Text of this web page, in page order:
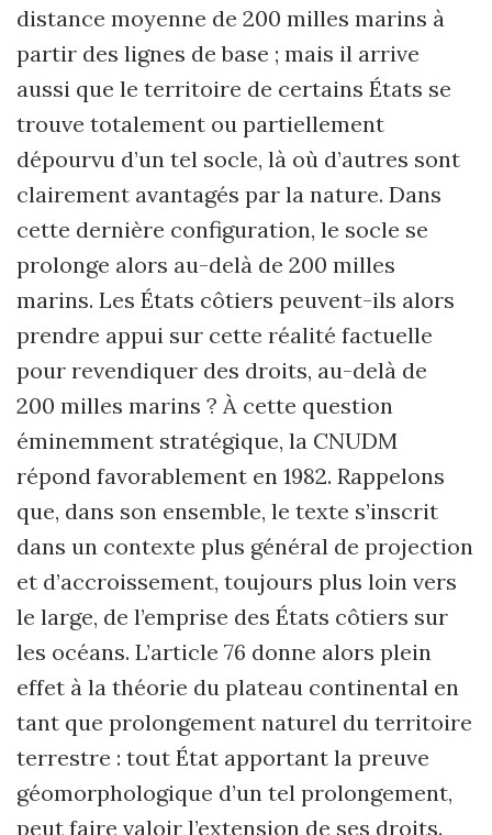
distance moyenne de 200 milles marins à
partir des lignes de base ; mais il arrive
aussi que le territoire de certains États se
trouve totalement ou partiellement
dépourvu d’un tel socle, là où d’autres sont
clairement avantagés par la nature. Dans
cette dernière configuration, le socle se
prolonge alors au-delà de 200 milles
marins. Les États côtiers peuvent-ils alors
prendre appui sur cette réalité factuelle
pour revendiquer des droits, au-delà de
200 milles marins ? À cette question
éminemment stratégique, la CNUDM
répond favorablement en 1982. Rappelons
que, dans son ensemble, le texte s’inscrit
dans un contexte plus général de projection
et d’accroissement, toujours plus loin vers
le large, de l’emprise des États côtiers sur
les océans. L’article 76 donne alors plein
effet à la théorie du plateau continental en
tant que prolongement naturel du territoire
terrestre : tout État apportant la preuve
géomorphologique d’un tel prolongement,
peut faire valoir l’extension de ses droits.